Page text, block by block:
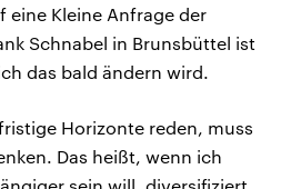
eine Kleine Anfrage der
Schnabel in Brunsbüttel ist
das bald ändern wird.
Horizonte reden, muss
Das heißt, wenn ich